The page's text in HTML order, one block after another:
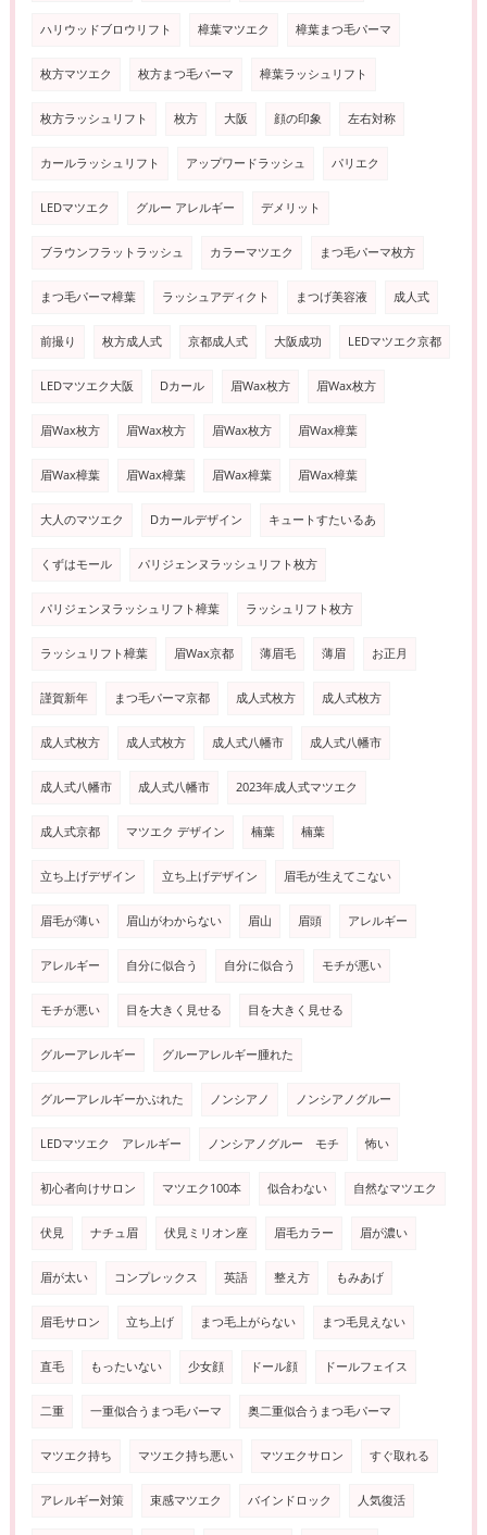
ハリウッドブロウリフト 樟葉マツエク 樟葉まつ毛パーマ
枚方マツエク 枚方まつ毛パーマ 樟葉ラッシュリフト
枚方ラッシュリフト 枚方 大阪 顔の印象 左右対称
カールラッシュリフト アップワードラッシュ パリエク
LEDマツエク グルー アレルギー デメリット
ブラウンフラットラッシュ カラーマツエク まつ毛パーマ枚方
まつ毛パーマ樟葉 ラッシュアディクト まつげ美容液 成人式
前撮り 枚方成人式 京都成人式 大阪成功 LEDマツエク京都
LEDマツエク大阪 Dカール 眉Wax枚方 眉Wax枚方
眉Wax枚方 眉Wax枚方 眉Wax枚方 眉Wax樟葉
眉Wax樟葉 眉Wax樟葉 眉Wax樟葉 眉Wax樟葉
大人のマツエク Dカールデザイン キュートすたいるあ
くずはモール パリジェンヌラッシュリフト枚方
パリジェンヌラッシュリフト樟葉 ラッシュリフト枚方
ラッシュリフト樟葉 眉Wax京都 薄眉毛 薄眉 お正月
謹賀新年 まつ毛パーマ京都 成人式枚方 成人式枚方
成人式枚方 成人式枚方 成人式八幡市 成人式八幡市
成人式八幡市 成人式八幡市 2023年成人式マツエク
成人式京都 マツエク デザイン 楠葉 楠葉
立ち上げデザイン 立ち上げデザイン 眉毛が生えてこない
眉毛が薄い 眉山がわからない 眉山 眉頭 アレルギー
アレルギー 自分に似合う 自分に似合う モチが悪い
モチが悪い 目を大きく見せる 目を大きく見せる
グルーアレルギー グルーアレルギー腫れた
グルーアレルギーかぶれた ノンシアノ ノンシアノグルー
LEDマツエク アレルギー ノンシアノグルー モチ 怖い
初心者向けサロン マツエク100本 似合わない 自然なマツエク
伏見 ナチュ眉 伏見ミリオン座 眉毛カラー 眉が濃い
眉が太い コンプレックス 英語 整え方 もみあげ
眉毛サロン 立ち上げ まつ毛上がらない まつ毛見えない
直毛 もったいない 少女顔 ドール顔 ドールフェイス
二重 一重似合うまつ毛パーマ 奥二重似合うまつ毛パーマ
マツエク持ち マツエク持ち悪い マツエクサロン すぐ取れる
アレルギー対策 束感マツエク バインドロック 人気復活